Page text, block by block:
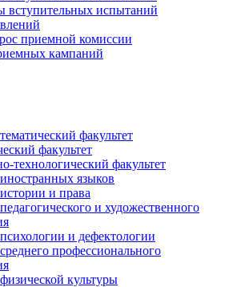
вступительных испытаний
приемной комиссии
кампаний
факультет
факультет
технологический факультет
языков
и права
и художественного
и дефектологии
профессионального
культуры